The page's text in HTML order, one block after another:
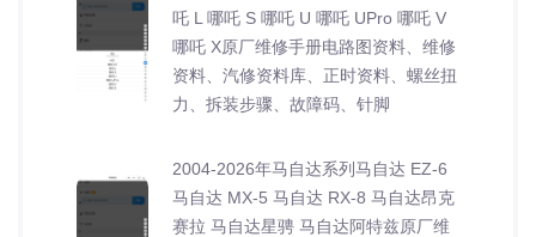
吒 L 哪吒 S 哪吒 U 哪吒 UPro 哪吒 V
哪吒 X原厂维修手册电路图资料、维修
资料、汽修资料库、正时资料、螺丝扭
力、拆装步骤、故障码、针脚
2004-2026年马自达系列马自达 EZ-6
马自达 MX-5 马自达 RX-8 马自达昂克
赛拉 马自达星骋 马自达阿特兹原厂维